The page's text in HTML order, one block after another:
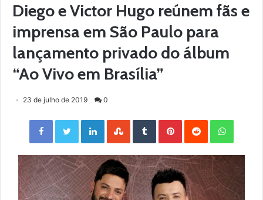
Diego e Victor Hugo reúnem fãs e
imprensa em São Paulo para
lançamento privado do álbum
“Ao Vivo em Brasília”
23 de julho de 2019 0
Facebook Twitter LinkedIn StumbleUpon Tumblr Pinterest Reddit